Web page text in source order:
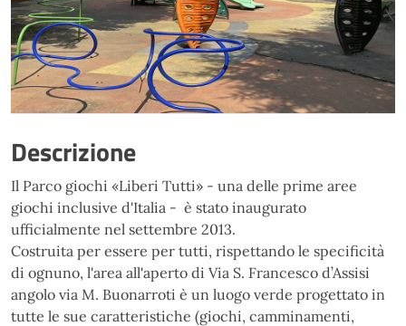
Descrizione
Il Parco giochi «Liberi Tutti» - una delle prime aree
giochi inclusive d'Italia - è stato inaugurato
ufficialmente nel settembre 2013.
Costruita per essere per tutti, rispettando le specificità
di ognuno, l'area all'aperto di Via S. Francesco d’Assisi
angolo via M. Buonarroti è un luogo verde progettato in
tutte le sue caratteristiche (giochi, camminamenti,